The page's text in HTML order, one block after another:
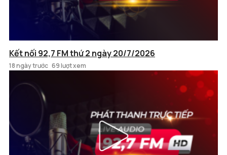
Kết nối 92,7 FM thứ 2 ngày 20/7/2026
18 ngày trước 69 lượt xem